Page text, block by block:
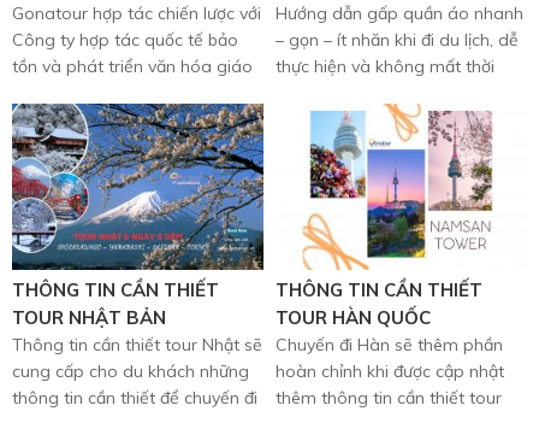
CÙNG CÔNG TY HỢP TÁC
QUỐC TẾ BẢO TỒN VÀ
PHÁT TRIỂN VĂN HÓA GIÁO
PHÁT TRIỂN DU LỊCH
INBOUND
Gonatour hợp tác chiến lược với
Công ty hợp tác quốc tế bảo
tồn và phát triển văn hóa giáo
đi du lịch
Hướng dẫn gấp quần áo nhanh
– gọn – ít nhăn khi đi du lịch, dễ
thực hiện và không mất thời
THÔNG TIN CẦN THIẾT
TOUR NHẬT BẢN
Thông tin cần thiết tour Nhật sẽ
cung cấp cho du khách những
thông tin cần thiết để chuyến đi
THÔNG TIN CẦN THIẾT
TOUR HÀN QUỐC
Chuyến đi Hàn sẽ thêm phần
hoàn chỉnh khi được cập nhật
thêm thông tin cần thiết tour